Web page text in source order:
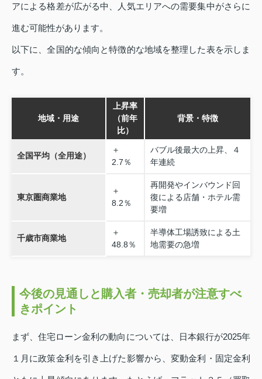
アによる格差が広がる中、人気エリアへの需要集中がさらに
進む可能性があります。
以下に、全国的な傾向と特徴的な地域を整理した表を示しま
す。
地域・用途
上昇率
（前年
比）
背景・特徴
全国平均（全用途）
＋
2.7％
バブル後最大の上昇、４
年連続
東京圏商業地
＋
8.2％
再開発やインバウンド回
復による店舗・ホテル需
要増
千歳市商業地
＋
48.8％
半導体工場誘致による土
地需要の急増
今後の見通しと購入者・売却者が注意すべ
きポイント
まず、住宅ローン金利の動向については、日本銀行が2025年
１月に政策金利を引き上げた影響から、変動金利・固定金利